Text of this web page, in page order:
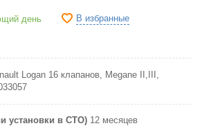
день В избранные
Logan 16 клапанов, Megane II,III,
установки в СТО) 12 месяцев